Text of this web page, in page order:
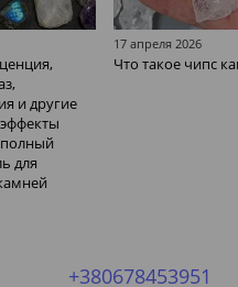
и другие
для
17 апреля 2026
Что такое чипс
+380678453951